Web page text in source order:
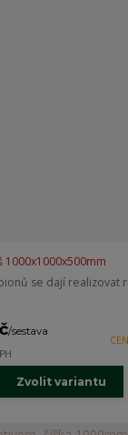
1000x1000x500mm
se dají realizovat
/sestava
Zvolit variantu